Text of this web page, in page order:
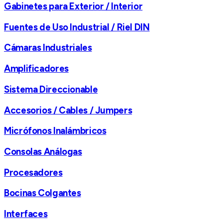
Gabinetes para Exterior / Interior
Fuentes de Uso Industrial / Riel DIN
Cámaras Industriales
Amplificadores
Sistema Direccionable
Accesorios / Cables / Jumpers
Micrófonos Inalámbricos
Consolas Análogas
Procesadores
Bocinas Colgantes
Interfaces